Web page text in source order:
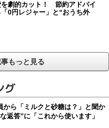
を劇的カット！ 節約アドバイ
0円レジャー」と“おうち外
もっと見る
グ
から「ミルクと砂糖は？」と聞か
答”に「これから使います」